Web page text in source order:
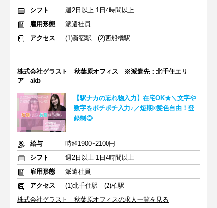
シフト
週2日以上 1日4時間以上
雇用形態
派遣社員
アクセス
(1)新宿駅 (2)西船橋駅
株式会社グラスト 秋葉原オフィス ※派遣先：北千住エリ
ア akb
【駅ナカの忘れ物入力】在宅OK★＼文字や
数字をポチポチ入力♪／短期×髪色自由！登
録制◎
給与
時給1900~2100円
シフト
週2日以上 1日4時間以上
雇用形態
派遣社員
アクセス
(1)北千住駅 (2)柏駅
株式会社グラスト 秋葉原オフィスの求人一覧を見る